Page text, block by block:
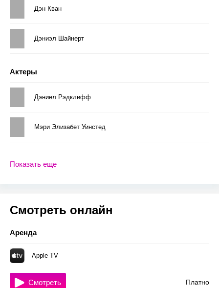
Дэн Кван
Дэниэл Шайнерт
Актеры
Дэниел Рэдклифф
Мэри Элизабет Уинстед
Показать еще
Смотреть онлайн
Аренда
Apple TV
Платно
Смотреть